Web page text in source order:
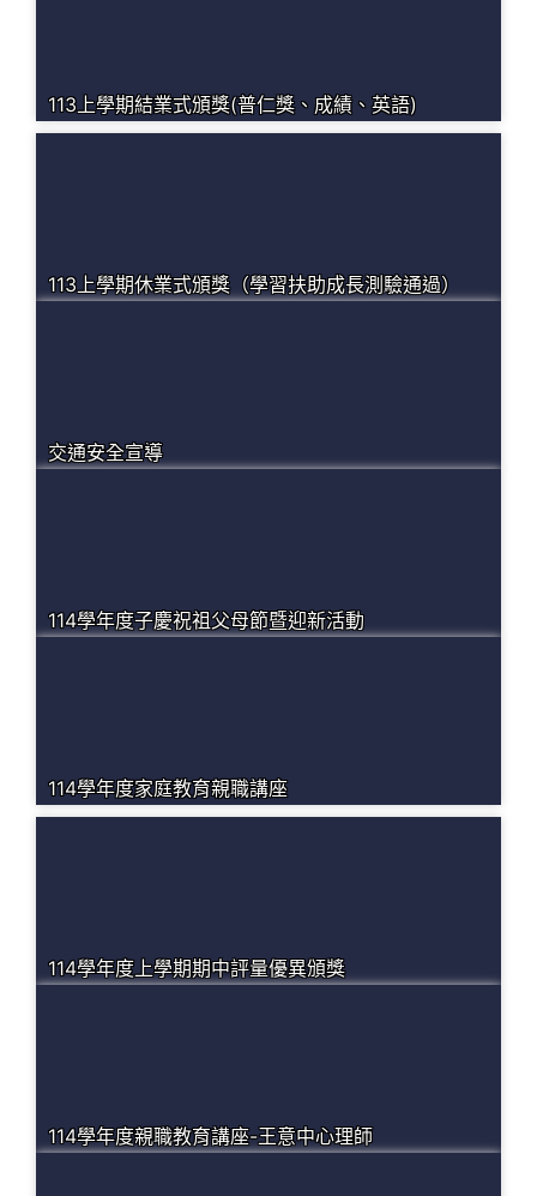
113上學期結業式頒獎(普仁獎、成績、英語)
113上學期休業式頒獎（學習扶助成長測驗通過）
交通安全宣導
114學年度子慶祝祖父母節暨迎新活動
114學年度家庭教育親職講座
114學年度上學期期中評量優異頒獎
114學年度親職教育講座-王意中心理師